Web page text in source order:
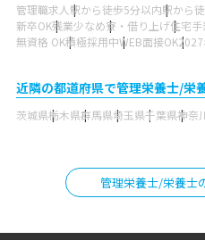
管理職求人 駅から徒歩5分以内駅から
新卒OK残業少なめ寮・借り上げ住宅手
無資格 OK積極採用中WEB面接OK
近隣の都道府県で管理栄養士/栄
茨城県栃木県群馬県埼玉県千葉県神奈
管理栄養士/栄養士